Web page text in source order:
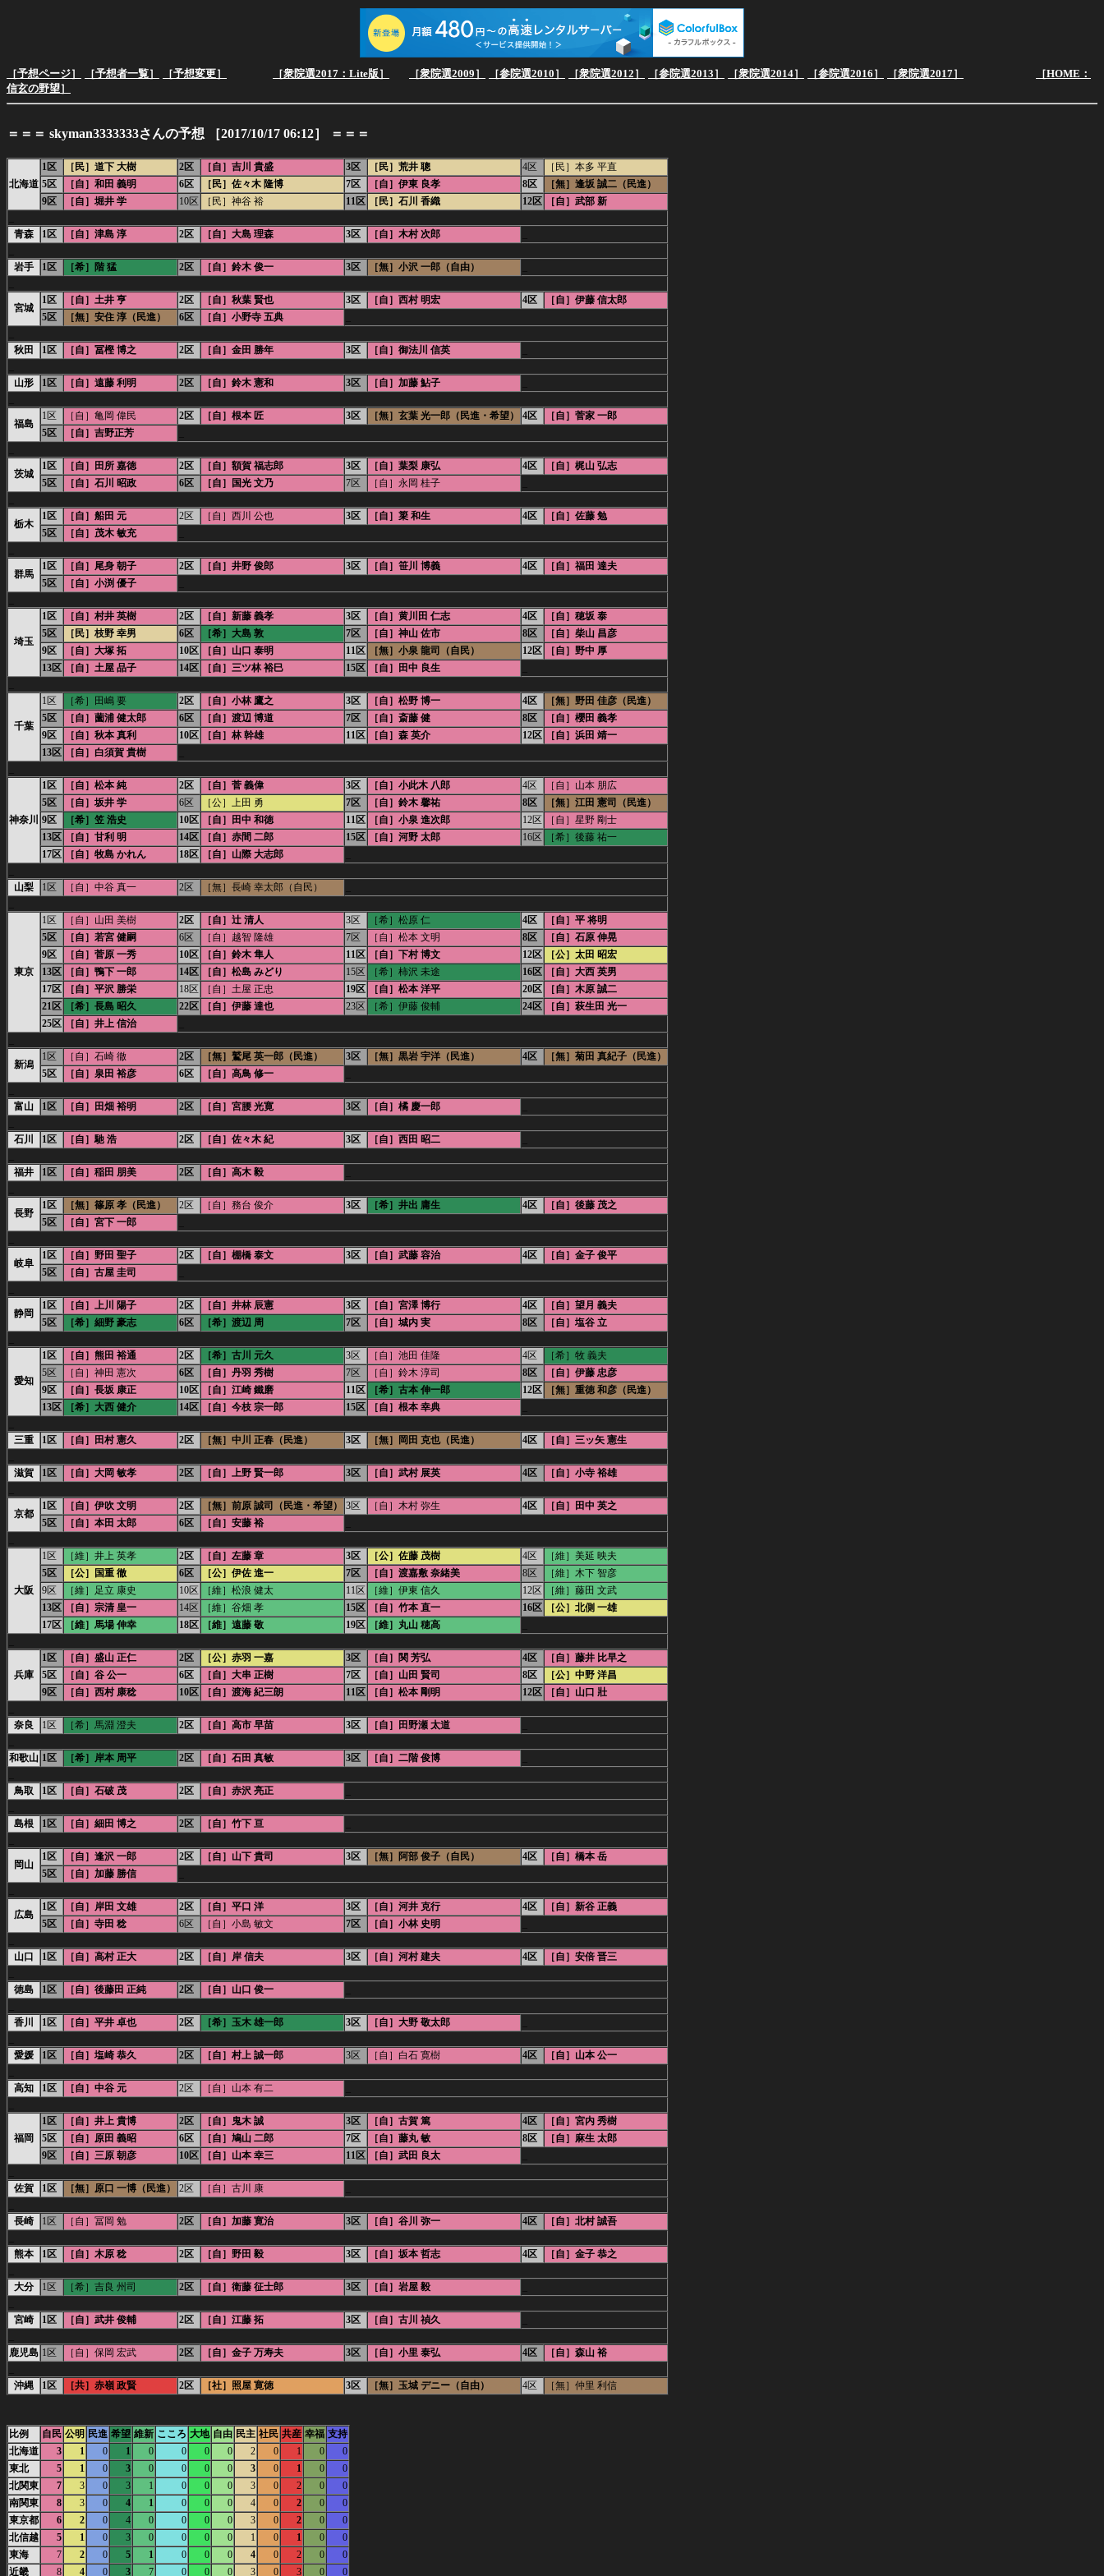
［予想ページ］ ［予想者一覧］ ［予想変更］ ［衆院選2017：Lite版］ ［衆院選2009］ ［参院選2010］ ［衆院選2012］ ［参院選2013］ ［衆院選2014］ ［参院選2016］ ［衆院選2017］
［HOME：
信玄の野望］
＝＝＝ skyman3333333さんの予想 ［2017/10/17 06:12］ ＝＝＝
北海道
1区 ［民］道下 大樹 2区 ［自］吉川 貴盛 3区 ［民］荒井 聰 4区
［民］本多 平直
5区
［自］和田 義明 6区 ［民］佐々木 隆博 7区 ［自］伊東 良孝 8区
［無］逢坂 誠二（民進）
9区
［自］堀井 学 10区 ［民］神谷 裕 11区 ［民］石川 香織 12区
［自］武部 新
青森
1区 ［自］津島 淳 2区 ［自］大島 理森 3区 ［自］木村 次郎
岩手
1区 ［希］階 猛 2区 ［自］鈴木 俊一 3区 ［無］小沢 一郎（自由）
宮城
1区 ［自］土井 亨 2区 ［自］秋葉 賢也 3区 ［自］西村 明宏 4区
［自］伊藤 信太郎
5区
［無］安住 淳（民進） 6区 ［自］小野寺 五典
秋田
1区 ［自］冨樫 博之 2区 ［自］金田 勝年 3区 ［自］御法川 信英
山形
1区 ［自］遠藤 利明 2区 ［自］鈴木 憲和 3区 ［自］加藤 鮎子
福島
1区 ［自］亀岡 偉民 2区 ［自］根本 匠 3区 ［無］玄葉 光一郎（民進・希望） 4区
［自］菅家 一郎
5区
［自］吉野正芳
茨城
1区 ［自］田所 嘉徳 2区 ［自］額賀 福志郎 3区 ［自］葉梨 康弘 4区
［自］梶山 弘志
5区
［自］石川 昭政 6区 ［自］国光 文乃 7区 ［自］永岡 桂子
栃木
1区 ［自］船田 元 2区 ［自］西川 公也 3区 ［自］簗 和生 4区
［自］佐藤 勉
5区
［自］茂木 敏充
群馬
1区 ［自］尾身 朝子 2区 ［自］井野 俊郎 3区 ［自］笹川 博義 4区
［自］福田 達夫
5区
［自］小渕 優子
埼玉
1区 ［自］村井 英樹 2区 ［自］新藤 義孝 3区 ［自］黄川田 仁志 4区
［自］穂坂 泰
5区
［民］枝野 幸男 6区 ［希］大島 敦 7区 ［自］神山 佐市 8区
［自］柴山 昌彦
9区
［自］大塚 拓 10区 ［自］山口 泰明 11区 ［無］小泉 龍司（自民） 12区
［自］野中 厚
13区
［自］土屋 品子 14区 ［自］三ツ林 裕巳 15区 ［自］田中 良生
千葉
1区 ［希］田嶋 要 2区 ［自］小林 鷹之 3区 ［自］松野 博一 4区
［無］野田 佳彦（民進）
5区
［自］薗浦 健太郎 6区 ［自］渡辺 博道 7区 ［自］斎藤 健 8区
［自］櫻田 義孝
9区
［自］秋本 真利 10区 ［自］林 幹雄 11区 ［自］森 英介 12区
［自］浜田 靖一
13区
［自］白須賀 貴樹
神奈川
1区 ［自］松本 純 2区 ［自］菅 義偉 3区 ［自］小此木 八郎 4区
［自］山本 朋広
5区
［自］坂井 学 6区 ［公］上田 勇 7区 ［自］鈴木 馨祐 8区
［無］江田 憲司（民進）
9区
［希］笠 浩史 10区 ［自］田中 和徳 11区 ［自］小泉 進次郎 12区
［自］星野 剛士
13区
［自］甘利 明 14区 ［自］赤間 二郎 15区 ［自］河野 太郎 16区
［希］後藤 祐一
17区
［自］牧島 かれん 18区 ［自］山際 大志郎
山梨
1区 ［自］中谷 真一 2区 ［無］長崎 幸太郎（自民）
東京
1区 ［自］山田 美樹 2区 ［自］辻 清人 3区 ［希］松原 仁 4区
［自］平 将明
5区
［自］若宮 健嗣 6区 ［自］越智 隆雄 7区 ［自］松本 文明 8区
［自］石原 伸晃
9区
［自］菅原 一秀 10区 ［自］鈴木 隼人 11区 ［自］下村 博文 12区
［公］太田 昭宏
13区
［自］鴨下 一郎 14区 ［自］松島 みどり 15区 ［希］柿沢 未途 16区
［自］大西 英男
17区
［自］平沢 勝栄 18区 ［自］土屋 正忠 19区 ［自］松本 洋平 20区
［自］木原 誠二
21区
［希］長島 昭久 22区 ［自］伊藤 達也 23区 ［希］伊藤 俊輔 24区
［自］萩生田 光一
25区
［自］井上 信治
新潟
1区 ［自］石崎 徹 2区 ［無］鷲尾 英一郎（民進） 3区 ［無］黒岩 宇洋（民進） 4区
［無］菊田 真紀子（民進）
5区
［自］泉田 裕彦 6区 ［自］高鳥 修一
富山
1区 ［自］田畑 裕明 2区 ［自］宮腰 光寛 3区 ［自］橘 慶一郎
石川
1区 ［自］馳 浩 2区 ［自］佐々木 紀 3区 ［自］西田 昭二
福井
1区 ［自］稲田 朋美 2区 ［自］高木 毅
長野
1区 ［無］篠原 孝（民進） 2区 ［自］務台 俊介 3区 ［希］井出 庸生 4区
［自］後藤 茂之
5区
［自］宮下 一郎
岐阜
1区 ［自］野田 聖子 2区 ［自］棚橋 泰文 3区 ［自］武藤 容治 4区
［自］金子 俊平
5区
［自］古屋 圭司
静岡
1区 ［自］上川 陽子 2区 ［自］井林 辰憲 3区 ［自］宮澤 博行 4区
［自］望月 義夫
5区
［希］細野 豪志 6区 ［希］渡辺 周 7区 ［自］城内 実 8区
［自］塩谷 立
愛知
1区 ［自］熊田 裕通 2区 ［希］古川 元久 3区 ［自］池田 佳隆 4区
［希］牧 義夫
5区
［自］神田 憲次 6区 ［自］丹羽 秀樹 7区 ［自］鈴木 淳司 8区
［自］伊藤 忠彦
9区
［自］長坂 康正 10区 ［自］江崎 鐵磨 11区 ［希］古本 伸一郎 12区
［無］重徳 和彦（民進）
13区
［希］大西 健介 14区 ［自］今枝 宗一郎 15区 ［自］根本 幸典
三重
1区 ［自］田村 憲久 2区 ［無］中川 正春（民進） 3区 ［無］岡田 克也（民進） 4区
［自］三ッ矢 憲生
滋賀
1区 ［自］大岡 敏孝 2区 ［自］上野 賢一郎 3区 ［自］武村 展英 4区
［自］小寺 裕雄
京都
1区 ［自］伊吹 文明 2区 ［無］前原 誠司（民進・希望） 3区 ［自］木村 弥生 4区
［自］田中 英之
5区
［自］本田 太郎 6区 ［自］安藤 裕
大阪
1区 ［維］井上 英孝 2区 ［自］左藤 章 3区 ［公］佐藤 茂樹 4区
［維］美延 映夫
5区
［公］国重 徹 6区 ［公］伊佐 進一 7区 ［自］渡嘉敷 奈緒美 8区
［維］木下 智彦
9区
［維］足立 康史 10区 ［維］松浪 健太 11区 ［維］伊東 信久 12区
［維］藤田 文武
13区
［自］宗清 皇一 14区 ［維］谷畑 孝 15区 ［自］竹本 直一 16区
［公］北側 一雄
17区
［維］馬場 伸幸 18区 ［維］遠藤 敬 19区 ［維］丸山 穂高
兵庫
1区 ［自］盛山 正仁 2区 ［公］赤羽 一嘉 3区 ［自］関 芳弘 4区
［自］藤井 比早之
5区
［自］谷 公一 6区 ［自］大串 正樹 7区 ［自］山田 賢司 8区
［公］中野 洋昌
9区
［自］西村 康稔 10区 ［自］渡海 紀三朗 11区 ［自］松本 剛明 12区
［自］山口 壯
奈良
1区 ［希］馬淵 澄夫 2区 ［自］高市 早苗 3区 ［自］田野瀬 太道
和歌山 1区 ［希］岸本 周平 2区 ［自］石田 真敏 3区 ［自］二階 俊博
鳥取
1区 ［自］石破 茂 2区 ［自］赤沢 亮正
島根
1区 ［自］細田 博之 2区 ［自］竹下 亘
岡山
1区 ［自］逢沢 一郎 2区 ［自］山下 貴司 3区 ［無］阿部 俊子（自民） 4区
［自］橋本 岳
5区
［自］加藤 勝信
広島
1区 ［自］岸田 文雄 2区 ［自］平口 洋 3区 ［自］河井 克行 4区
［自］新谷 正義
5区
［自］寺田 稔 6区 ［自］小島 敏文 7区 ［自］小林 史明
山口
1区 ［自］高村 正大 2区 ［自］岸 信夫 3区 ［自］河村 建夫 4区
［自］安倍 晋三
徳島
1区 ［自］後藤田 正純 2区 ［自］山口 俊一
香川
1区 ［自］平井 卓也 2区 ［希］玉木 雄一郎 3区 ［自］大野 敬太郎
愛媛
1区 ［自］塩崎 恭久 2区 ［自］村上 誠一郎 3区 ［自］白石 寛樹 4区
［自］山本 公一
高知
1区 ［自］中谷 元 2区 ［自］山本 有二
福岡
1区 ［自］井上 貴博 2区 ［自］鬼木 誠 3区 ［自］古賀 篤 4区
［自］宮内 秀樹
5区
［自］原田 義昭 6区 ［自］鳩山 二郎 7区 ［自］藤丸 敏 8区
［自］麻生 太郎
9区
［自］三原 朝彦 10区 ［自］山本 幸三 11区 ［自］武田 良太
佐賀
1区 ［無］原口 一博（民進） 2区 ［自］古川 康
長崎
1区 ［自］冨岡 勉 2区 ［自］加藤 寛治 3区 ［自］谷川 弥一 4区
［自］北村 誠吾
熊本
1区 ［自］木原 稔 2区 ［自］野田 毅 3区 ［自］坂本 哲志 4区
［自］金子 恭之
大分
1区 ［希］吉良 州司 2区 ［自］衛藤 征士郎 3区 ［自］岩屋 毅
宮崎
1区 ［自］武井 俊輔 2区 ［自］江藤 拓 3区 ［自］古川 禎久
鹿児島 1区 ［自］保岡 宏武 2区 ［自］金子 万寿夫 3区 ［自］小里 泰弘 4区
［自］森山 裕
沖縄
1区 ［共］赤嶺 政賢 2区 ［社］照屋 寛徳 3区 ［無］玉城 デニー（自由） 4区 ［無］仲里 利信
比例 自民 公明 民進 希望 維新 こころ 大地 自由 民主 社民 共産 幸福 支持
北海道
3 1 0 1 0 0 0 0 2 0 1 0
0
東北
5 1 0 3 0 0 0 0 3 0 1 0
0
北関東
7 3 0 3 1 0 0 0 3 0 2 0
0
南関東
8 3 0 4 1 0 0 0 4 0 2 0
0
東京都
6 2 0 4 0 0 0 0 3 0 2 0
0
北信越
5 1 0 3 0 0 0 0 1 0 1 0
0
東海
7 2 0 5 1 0 0 0 4 0 2 0
0
近畿
8 4 0 3 7 0 0 0 3 0 3 0
0